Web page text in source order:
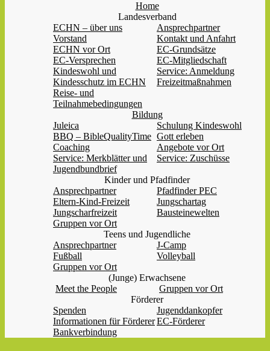
Home
Landesverband
ECHN – über uns
Ansprechpartner
Vorstand
Kontakt und Anfahrt
ECHN vor Ort
EC-Grundsätze
EC-Versprechen
EC-Mitgliedschaft
Kindeswohl und
Kindesschutz im ECHN
Service: Anmeldung
Freizeitmaßnahmen
Reise- und
Teilnahmebedingungen
Bildung
Juleica
Schulung Kindeswohl
BBQ – BibleQualityTime Gott erleben
Coaching
Angebote vor Ort
Service: Merkblätter und
Jugendbundbrief
Service: Zuschüsse
Kinder und Pfadfinder
Ansprechpartner
Pfadfinder PEC
Eltern-Kind-Freizeit
Jungschartag
Jungscharfreizeit
Bausteinewelten
Gruppen vor Ort
Teens und Jugendliche
Ansprechpartner
J-Camp
Fußball
Volleyball
Gruppen vor Ort
(Junge) Erwachsene
Meet the People
Gruppen vor Ort
Förderer
Spenden
Jugenddankopfer
Informationen für FördererEC-Förderer
Bankverbindung